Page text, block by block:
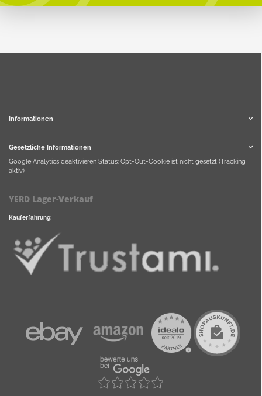
Informationen
Gesetzliche Informationen
Google Analytics deaktivieren Status: Opt-Out-Cookie ist nicht gesetzt (Tracking
aktiv)
YERD Lager-Verkauf
Kauferfahrung: